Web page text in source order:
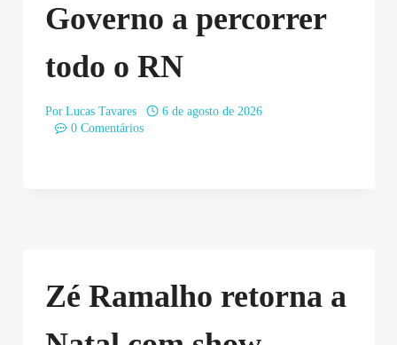
Governo a percorrer
todo o RN
Por Lucas Tavares
6 de agosto de 2026
0 Comentários
Zé Ramalho retorna a